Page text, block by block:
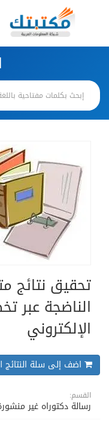
تحقيق نتائج
الناضجة عبر
الإلكتروني
اضف إلى سلة النتائج
القسم:
رسالة دكتوراه غير